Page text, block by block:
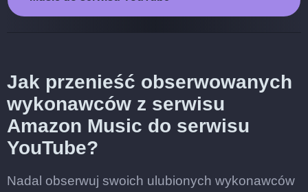
Jak przenieść obserwowanych
wykonawców z serwisu
Amazon Music do serwisu
YouTube?
Nadal obserwuj swoich ulubionych wykonawców